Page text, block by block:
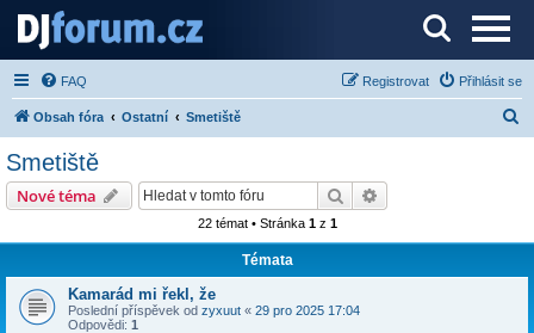
Server o DJ technice a DJingu
FAQ Přihlásit se
Registrovat
Obsah fóra Ostatní Smetiště
Smetiště
Nové téma Hledat
22 témat • Stránka 1z 1
Témata
Kamarád mi řekl, že
Poslední příspěvek od zyxuut « 29 pro 2025 17:04
Odpovědi: 1